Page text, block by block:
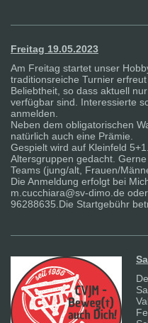
Freitag 19.05.2023
Am Freitag startet unser
traditionsreiche Turnier
Beliebtheit, so dass aktuell
verfügbar sind. Interessierte
anmelden.
Neben dem obligatorischen
natürlich auch eine Prämie.
Gespielt wird auf Kleinfeld
Altersgruppen gedacht.
Teams (jung/alt, Frauen/
Die Anmeldung erfolgt bei
m.cucchiara@sv-dimo.de
96288635.Die Startgebühr